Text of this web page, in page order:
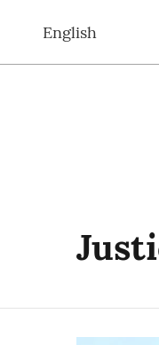
English